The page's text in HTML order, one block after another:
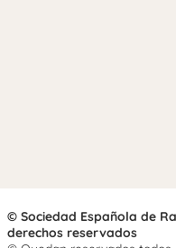
© Sociedad Española de
derechos reservados